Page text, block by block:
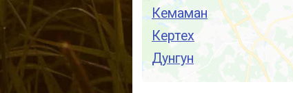
Кемаман
Кертех
Дунгун